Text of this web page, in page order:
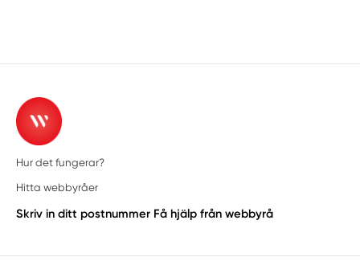
Hur det fungerar?
Hitta webbyråer
Skriv in ditt postnummer Få hjälp från webbyrå